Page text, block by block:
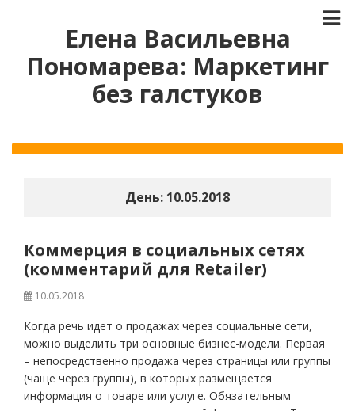
Елена Васильевна
Пономарева: Маркетинг
без галстуков
День: 10.05.2018
Коммерция в социальных сетях
(комментарий для Retailer)
10.05.2018
Когда речь идет о продажах через социальные сети,
можно выделить три основные бизнес-модели. Первая
– непосредственно продажа через страницы или группы
(чаще через группы), в которых размещается
информация о товаре или услуге. Обязательным